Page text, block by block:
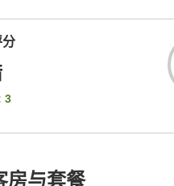
分
3
房与套餐